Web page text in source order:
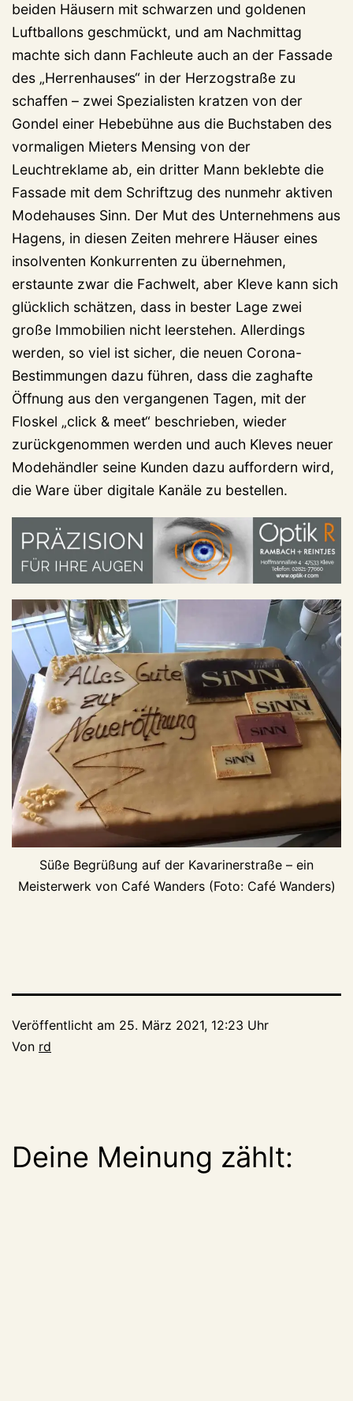
beiden Häusern mit schwarzen und goldenen
Luftballons geschmückt, und am Nachmittag
machte sich dann Fachleute auch an der Fassade
des „Herrenhauses“ in der Herzogstraße zu
schaffen – zwei Spezialisten kratzen von der
Gondel einer Hebebühne aus die Buchstaben des
vormaligen Mieters Mensing von der
Leuchtreklame ab, ein dritter Mann beklebte die
Fassade mit dem Schriftzug des nunmehr aktiven
Modehauses Sinn. Der Mut des Unternehmens aus
Hagens, in diesen Zeiten mehrere Häuser eines
insolventen Konkurrenten zu übernehmen,
erstaunte zwar die Fachwelt, aber Kleve kann sich
glücklich schätzen, dass in bester Lage zwei
große Immobilien nicht leerstehen. Allerdings
werden, so viel ist sicher, die neuen Corona-
Bestimmungen dazu führen, dass die zaghafte
Öffnung aus den vergangenen Tagen, mit der
Floskel „click & meet“ beschrieben, wieder
zurückgenommen werden und auch Kleves neuer
Modehändler seine Kunden dazu auffordern wird,
die Ware über digitale Kanäle zu bestellen.
Süße Begrüßung auf der Kavarinerstraße – ein
Meisterwerk von Café Wanders (Foto: Café Wanders)
Veröffentlicht am 25. März 2021, 12:23 Uhr
Von rd
Deine Meinung zählt: